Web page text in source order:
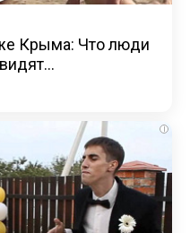
Крыма: Что люди
i